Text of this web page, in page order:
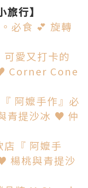
行】
必食 💕 旋轉
愛又打卡的
Corner Cone
阿嬤手作』必
青提沙冰 ♥ 仲
店『 阿嬤手
楊桃與青提沙